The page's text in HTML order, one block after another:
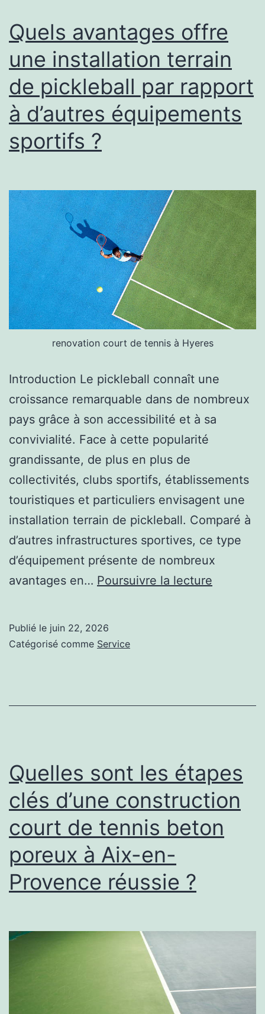
corriger
?
Quels avantages offre
une installation terrain
de pickleball par rapport
à d’autres équipements
sportifs ?
renovation court de tennis à Hyeres
Introduction Le pickleball connaît une
croissance remarquable dans de nombreux
pays grâce à son accessibilité et à sa
convivialité. Face à cette popularité
grandissante, de plus en plus de
collectivités, clubs sportifs, établissements
touristiques et particuliers envisagent une
installation terrain de pickleball. Comparé à
d’autres infrastructures sportives, ce type
d’équipement présente de nombreux
avantages en… Poursuivre la lecture
à
d’autres
sportifs
Publié le juin 22, 2026
Catégorisé comme Service
Quelles sont les étapes
clés d’une construction
court de tennis beton
poreux à Aix-en-
Provence réussie ?